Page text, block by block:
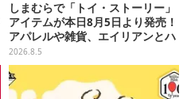
しまむらで「トイ・ストーリー」
アイテムが本日8月5日より発売！
アパレルや雑貨、エイリアンとハ
ムのダイカットクッションなど盛
りだくさん
2026.8.5